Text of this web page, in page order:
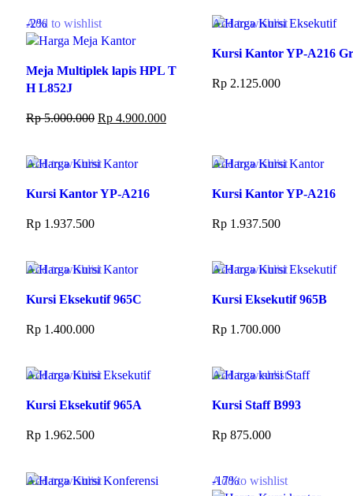
-2%
Add to wishlist
Meja Multiplek lapis HPL T
H L852J
Rp5.000.000 Rp 4.900.000
Add to wishlist
Kursi Kantor YP-A216
Rp 2.125.000
Add to wishlist
Kursi Kantor YP-A216
Rp 1.937.500
Add to wishlist
Kursi Kantor YP-A216
Rp 1.937.500
Add to wishlist
Kursi Eksekutif 965C
Rp 1.400.000
Add to wishlist
Kursi Eksekutif 965B
Rp 1.700.000
Add to wishlist
Kursi Eksekutif 965A
Rp 1.962.500
Add to wishlist
Kursi Staff B993
Rp 875.000
Add to wishlist -17%
Add to wishlist